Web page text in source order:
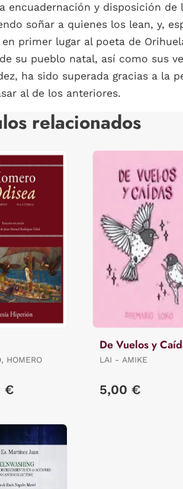
encuadernación y disposición
soñar a quienes los lean, y,
primer lugar al poeta de
su pueblo natal, así como sus
ha sido superada gracias a la
al de los anteriores.
relacionados
HOMERO
€
De Vuelos y
LAI - AMIKE
5,00 €